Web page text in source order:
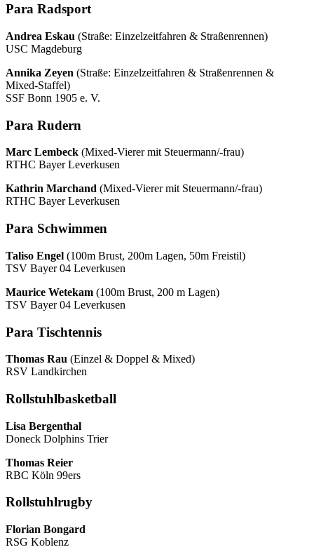
Para Radsport
Andrea Eskau (Straße: Einzelzeitfahren & Straßenrennen)
USC Magdeburg
Annika Zeyen (Straße: Einzelzeitfahren & Straßenrennen &
Mixed-Staffel)
SSF Bonn 1905 e. V.
Para Rudern
Marc Lembeck (Mixed-Vierer mit Steuermann/-frau)
RTHC Bayer Leverkusen
Kathrin Marchand (Mixed-Vierer mit Steuermann/-frau)
RTHC Bayer Leverkusen
Para Schwimmen
Taliso Engel (100m Brust, 200m Lagen, 50m Freistil)
TSV Bayer 04 Leverkusen
Maurice Wetekam (100m Brust, 200 m Lagen)
TSV Bayer 04 Leverkusen
Para Tischtennis
Thomas Rau (Einzel & Doppel & Mixed)
RSV Landkirchen
Rollstuhlbasketball
Lisa Bergenthal
Doneck Dolphins Trier
Thomas Reier
RBC Köln 99ers
Rollstuhlrugby
Florian Bongard
RSG Koblenz